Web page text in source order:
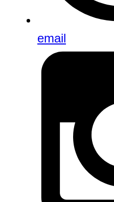
email